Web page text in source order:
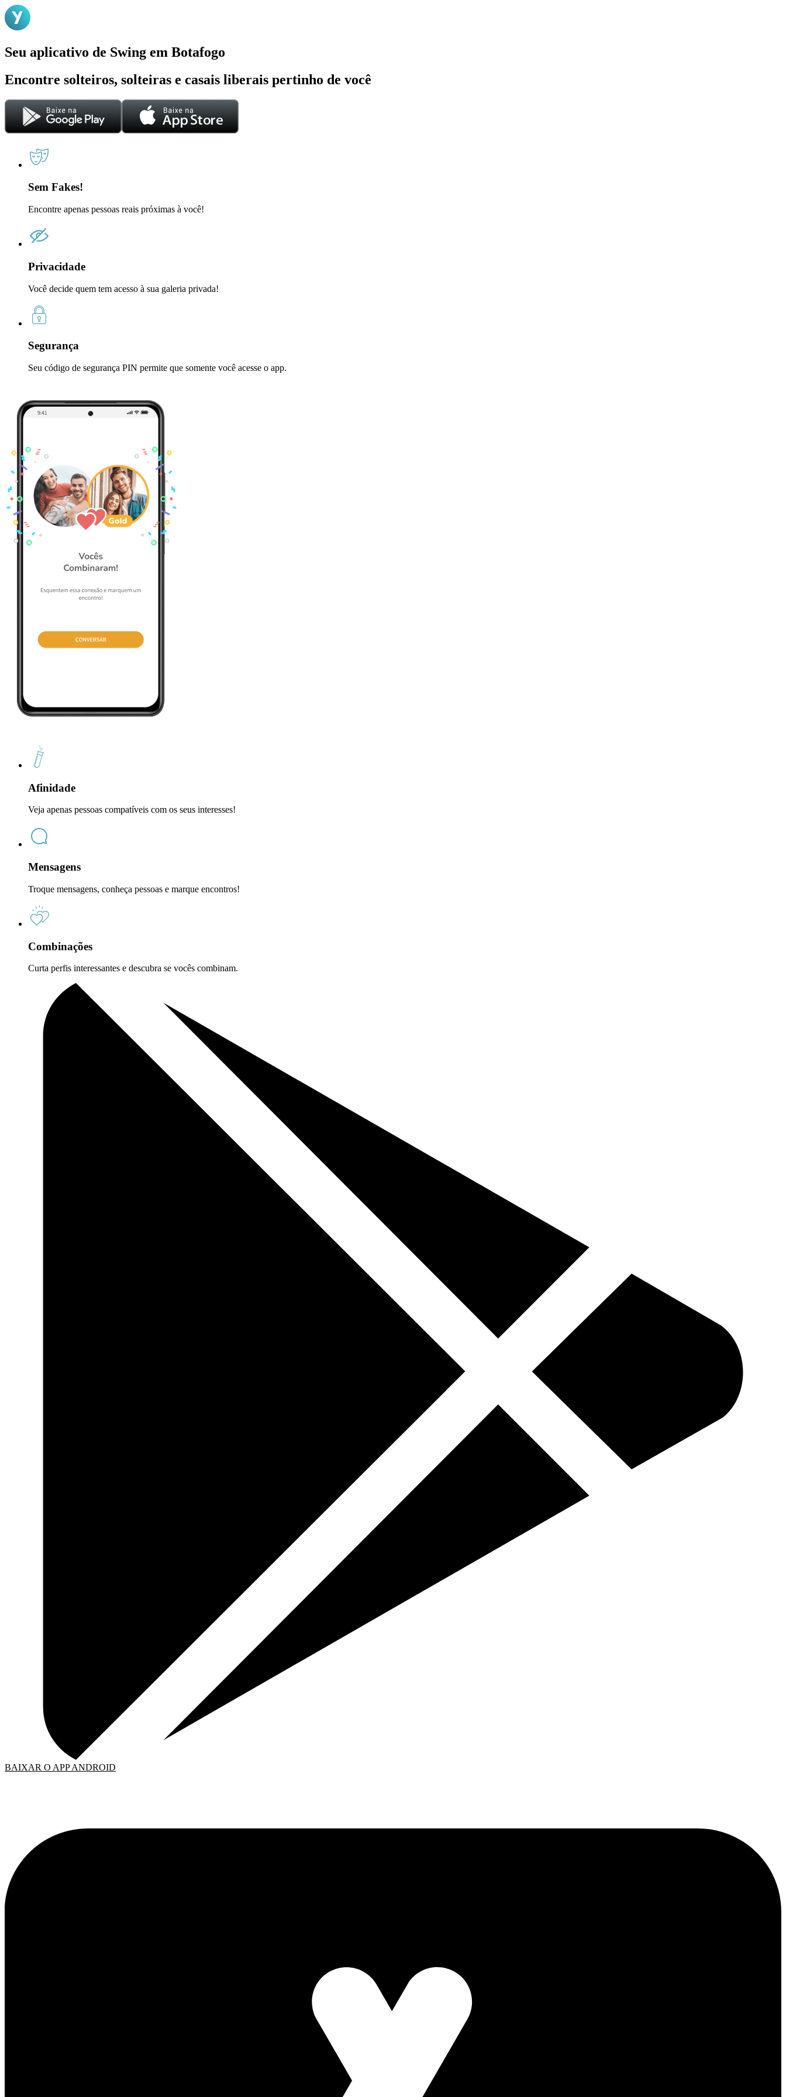
Seu aplicativo de Swing em Botafogo
Encontre solteiros, solteiras e casais liberais pertinho de você
Sem Fakes!
Encontre apenas pessoas reais próximas à você!
Privacidade
Você decide quem tem acesso à sua galeria privada!
Segurança
Seu código de segurança PIN permite que somente você acesse o app.
Afinidade
Veja apenas pessoas compatíveis com os seus interesses!
Mensagens
Troque mensagens, conheça pessoas e marque encontros!
Combinações
Curta perfis interessantes e descubra se vocês combinam.
BAIXAR O APP ANDROID